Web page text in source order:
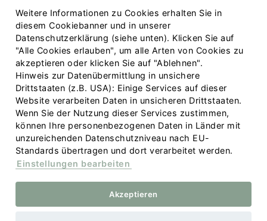
Apartmenthaus und Almhütten Gutwenger
Hochberg 23 • 9932 Innervillgraten
T.+43 664 4412812 •vermietung@gutwenger.at
Sitemap Impressum Datenschutz
Weitere Informationen zu Cookies erhalten Sie in
diesem Cookiebanner und in unserer
Datenschutzerklärung (siehe unten). Klicken Sie auf
"Alle Cookies erlauben", um alle Arten von Cookies zu
akzeptieren oder klicken Sie auf "Ablehnen".
Hinweis zur Datenübermittlung in unsichere
Drittstaaten (z.B. USA): Einige Services auf dieser
Website verarbeiten Daten in unsicheren Drittstaaten.
Wenn Sie der Nutzung dieser Services zustimmen,
können Ihre personenbezogenen Daten in Länder mit
unzureichenden Datenschutzniveau nach EU-
Standards übertragen und dort verarbeitet werden.
Einstellungen bearbeiten
Akzeptieren